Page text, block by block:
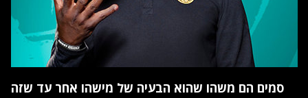
סמים הם משהו שהוא הבעיה של מישהו אחר עד שזה